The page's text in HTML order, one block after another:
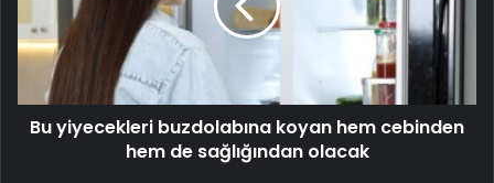
Bu yiyecekleri buzdolabına koyan hem cebinden
hem de sağlığından olacak